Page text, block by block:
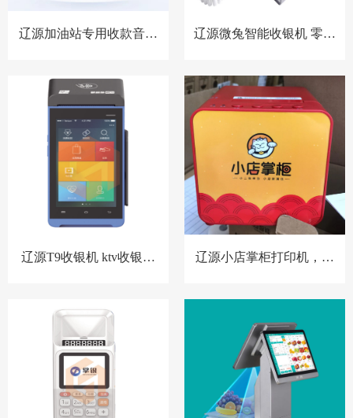
辽源加油站专用收款音箱
辽源微兔智能收银机 零售
辽源T9收银机 ktv收银系
辽源小店掌柜打印机，扫